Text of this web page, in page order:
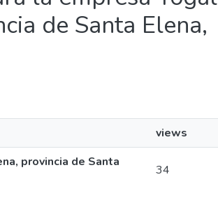
de Santa Elena,
views
provincia de Santa
34